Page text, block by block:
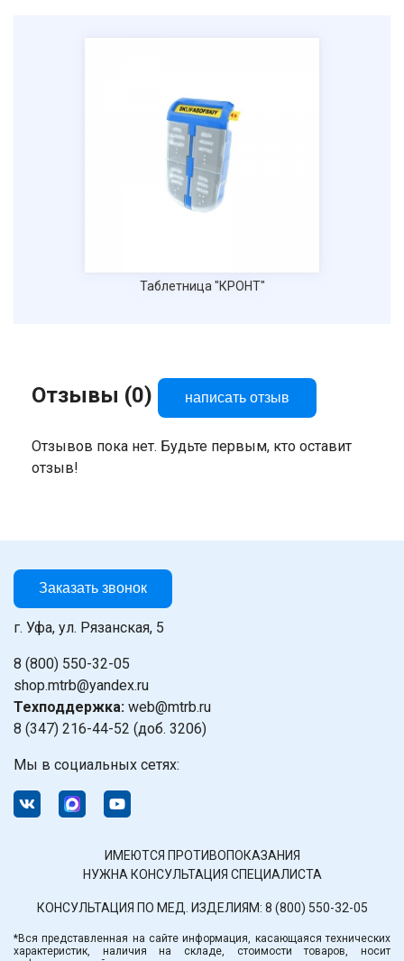
Таблетница "КРОНТ"
Отзывы (0) написать отзыв
Отзывов пока нет. Будьте первым, кто оставит
отзыв!
Заказать звонок
г. Уфа, ул. Рязанская, 5
8 (800) 550-32-05
shop.mtrb@yandex.ru
Техподдержка: web@mtrb.ru
8 (347) 216-44-52 (доб. 3206)
Мы в социальных сетях:
ИМЕЮТСЯ ПРОТИВОПОКАЗАНИЯ
НУЖНА КОНСУЛЬТАЦИЯ СПЕЦИАЛИСТА
КОНСУЛЬТАЦИЯ ПО МЕД. ИЗДЕЛИЯМ: 8 (800) 550-32-05
*Вся представленная на сайте информация, касающаяся технических
характеристик, наличия на складе, стоимости товаров, носит